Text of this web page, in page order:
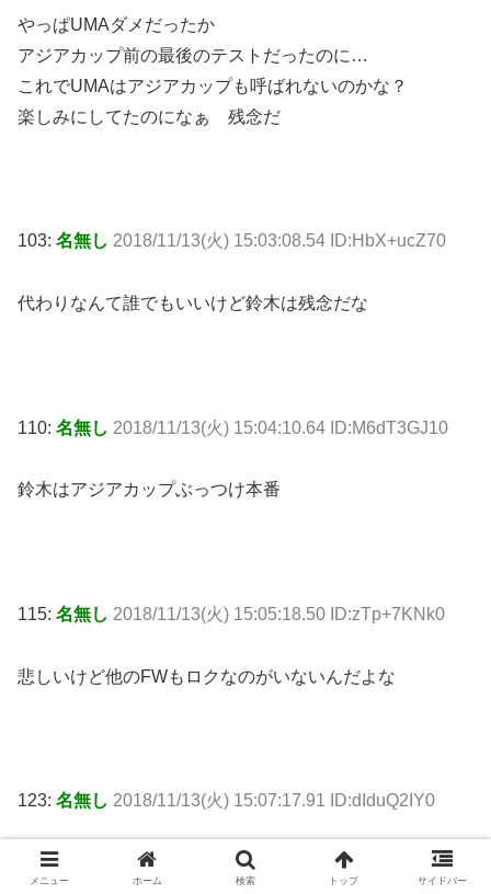
やっぱUMAダメだったか
アジアカップ前の最後のテストだったのに…
これでUMAはアジアカップも呼ばれないのかな？
楽しみにしてたのになぁ 残念だ
103: 名無し 2018/11/13(火) 15:03:08.54 ID:HbX+ucZ70
代わりなんて誰でもいいけど鈴木は残念だな
110: 名無し 2018/11/13(火) 15:04:10.64 ID:M6dT3GJ10
鈴木はアジアカップぶっつけ本番
115: 名無し 2018/11/13(火) 15:05:18.50 ID:zTp+7KNk0
悲しいけど他のFWもロクなのがいないんだよな
123: 名無し 2018/11/13(火) 15:07:17.91 ID:dIduQ2IY0
>>115
メニュー ホーム 検索 トップ サイドバー